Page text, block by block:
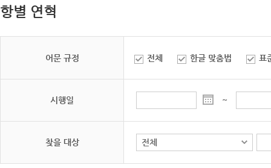
항별 연혁
어문 규정 전체 한글 맞춤법 표
시행일 ~
찾을 대상